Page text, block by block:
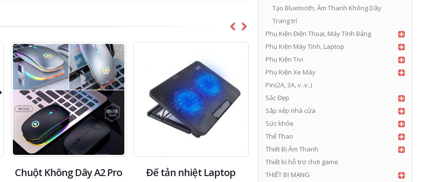
Chuột Không Dây A2 Pro
Đế tản nhiệt Laptop
Quạt 3 tốc độ mini Tai
Tạo Bluetooth, Âm Thanh Không Dây
Trang trí
Phụ Kiện Điện Thoại, Máy Tính Bảng
Phụ Kiện Máy Tính, Laptop
Phụ Kiện Tivi
Phụ Kiện Xe Máy
Pin(2A, 3A, v..v..)
Sắc Đẹp
Sắp xếp nhà cửa
Sức khỏe
Thể Thao
Thiết Bị Âm Thanh
Thiết bị hỗ trợ chơi game
THIẾT BỊ MẠNG